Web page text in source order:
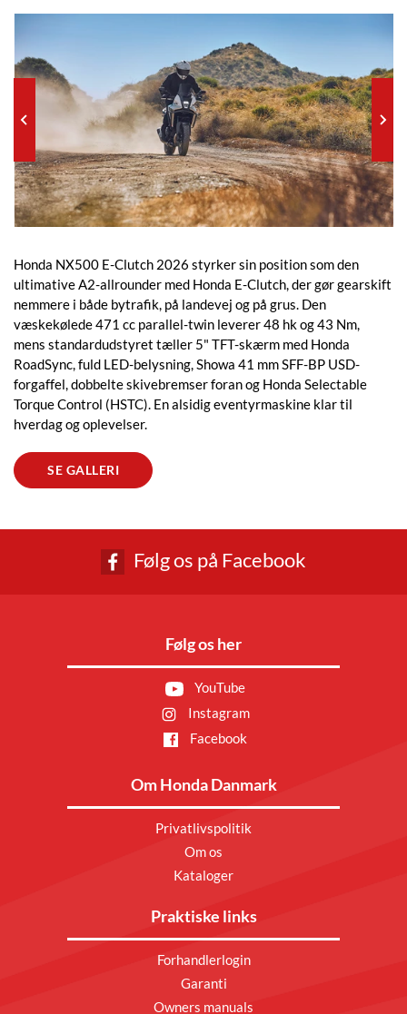
Honda NX500 E-Clutch 2026 styrker sin position som den
ultimative A2-allrounder med Honda E-Clutch, der gør gearskift
nemmere i både bytrafik, på landevej og på grus. Den
væskekølede 471 cc parallel-twin leverer 48 hk og 43 Nm,
mens standardudstyret tæller 5" TFT-skærm med Honda
RoadSync, fuld LED-belysning, Showa 41 mm SFF-BP USD-
forgaffel, dobbelte skivebremser foran og Honda Selectable
Torque Control (HSTC). En alsidig eventyrmaskine klar til
hverdag og oplevelser.
SE GALLERI
Følg os på Facebook
Følg os her
YouTube
Instagram
Facebook
Om Honda Danmark
Privatlivspolitik
Om os
Kataloger
Praktiske links
Forhandlerlogin
Garanti
Owners manuals